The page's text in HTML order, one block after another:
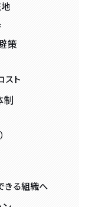
策
スト
制
きる組織へ